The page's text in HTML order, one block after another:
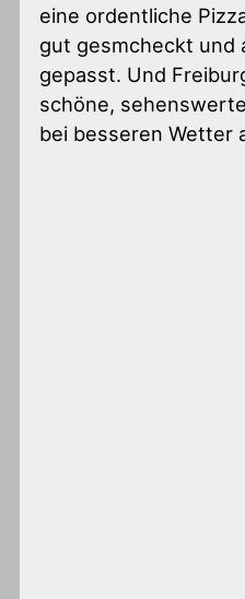
eine ordentliche
gut gesmcheckt und
gepasst. Und
schöne,
bei besseren Wetter